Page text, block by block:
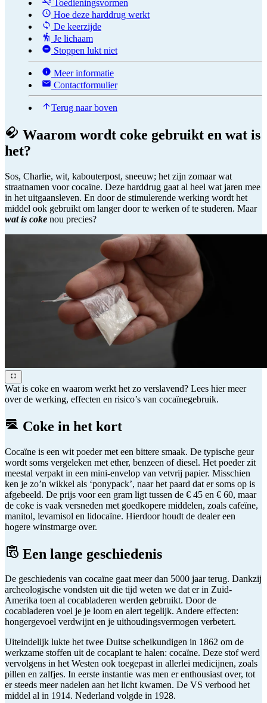
Toedieningsvormen
Hoe deze harddrug werkt
De keerzijde
Je lichaam
Stoppen lukt niet
Meer informatie
Contactformulier
Terug naar boven
Waarom wordt coke gebruikt en wat is
het?
Sos, Charlie, wit, kabouterpost, sneeuw; het zijn zomaar wat
straatnamen voor cocaïne. Deze harddrug gaat al heel wat jaren mee
in het uitgaansleven. En door de stimulerende werking wordt het
middel ook gebruikt om langer door te werken of te studeren. Maar
wat is coke nou precies?
Wat is coke en waarom werkt het zo verslavend? Lees hier meer
over de werking, effecten en risico’s van cocaïnegebruik.
Coke in het kort
Cocaïne is een wit poeder met een bittere smaak. De typische geur
wordt soms vergeleken met ether, benzeen of diesel. Het poeder zit
meestal verpakt in een mini-envelop van vetvrij papier. Misschien
ken je zo’n wikkel als ‘ponypack’, naar het paard dat er soms op is
afgebeeld. De prijs voor een gram ligt tussen de € 45 en € 60, maar
de coke is vaak versneden met goedkopere middelen, zoals cafeïne,
manitol, levamisol en lidocaïne. Hierdoor houdt de dealer een
hogere winstmarge over.
Een lange geschiedenis
De geschiedenis van cocaïne gaat meer dan 5000 jaar terug. Dankzij
archeologische vondsten uit die tijd weten we dat er in Zuid-
Amerika toen al cocabladeren werden gebruikt. Door de
cocabladeren voel je je loom en alert tegelijk. Andere effecten:
hongergevoel verdwijnt en je uithoudingsvermogen verbetert.
Uiteindelijk lukte het twee Duitse scheikundigen in 1862 om de
werkzame stoffen uit de cocaplant te halen: cocaïne. Deze stof werd
vervolgens in het Westen ook toegepast in allerlei medicijnen, zoals
pillen en zalfjes. In eerste instantie was men er enthousiast over, tot
er steeds meer nadelen aan het licht kwamen. De VS verbood het
middel al in 1914. Nederland volgde in 1928.